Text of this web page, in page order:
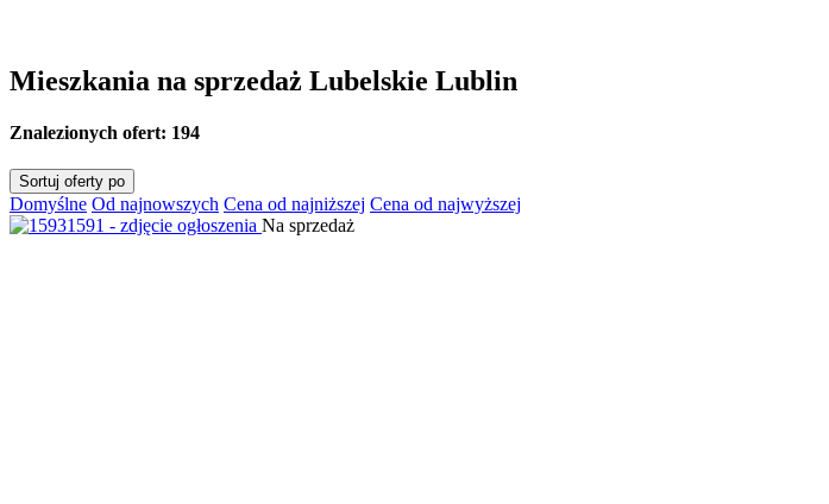
Mieszkania na sprzedaż Lubelskie Lublin
Znalezionych ofert: 194
Sortuj oferty po
Domyślne Od najnowszych Cena od najniższej Cena od najwyższej
Na sprzedaż